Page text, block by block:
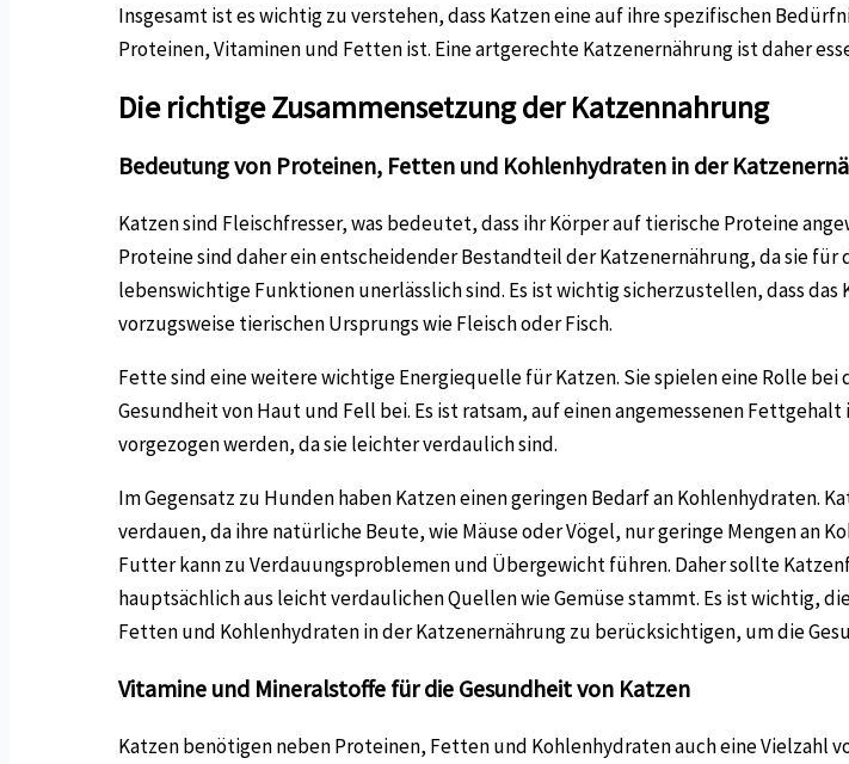
Insgesamt ist es wichtig zu verstehen, dass Katzen eine auf ihre spezifischen
Proteinen, Vitaminen und Fetten ist. Eine artgerechte Katzenernährung ist daher
Die richtige Zusammensetzung der Katzennahrung
Bedeutung von Proteinen, Fetten und Kohlenhydraten in der
Katzen sind Fleischfresser, was bedeutet, dass ihr Körper auf tierische Proteine
Proteine sind daher ein entscheidender Bestandteil der Katzenernährung, da sie
lebenswichtige Funktionen unerlässlich sind. Es ist wichtig sicherzustellen, dass
vorzugsweise tierischen Ursprungs wie Fleisch oder Fisch.
Fette sind eine weitere wichtige Energiequelle für Katzen. Sie spielen eine Rolle
Gesundheit von Haut und Fell bei. Es ist ratsam, auf einen angemessenen
vorgezogen werden, da sie leichter verdaulich sind.
Im Gegensatz zu Hunden haben Katzen einen geringen Bedarf an Kohlenhydraten.
verdauen, da ihre natürliche Beute, wie Mäuse oder Vögel, nur geringe Mengen an
Futter kann zu Verdauungsproblemen und Übergewicht führen. Daher sollte
hauptsächlich aus leicht verdaulichen Quellen wie Gemüse stammt. Es ist wichtig,
Fetten und Kohlenhydraten in der Katzenernährung zu berücksichtigen, um die
Vitamine und Mineralstoffe für die Gesundheit von Katzen
Katzen benötigen neben Proteinen, Fetten und Kohlenhydraten auch eine Vielzahl